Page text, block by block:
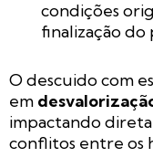
condições
finalização do
O descuido com
em
impactando
conflitos entre os